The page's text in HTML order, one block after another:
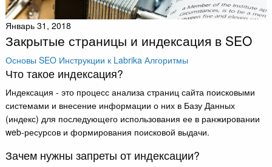
Январь 31, 2018
Закрытые страницы и индексация в SEO
Основы SEO Инструкции к Labrika Алгоритмы
Что такое индексация?
Индексация - это процесс анализа страниц сайта поисковыми
системами и внесение информации о них в Базу Данных
(индекс) для последующего использования ее в ранжировании
web-ресурсов и формирования поисковой выдачи.
Зачем нужны запреты от индексации?